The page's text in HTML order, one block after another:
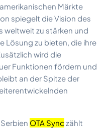
Märkte
spiegelt die Vision des
weltweit zu stärken und
Lösung zu bieten, die ihre
wird die
Funktionen fördern und
an der Spitze der
OTA Sync zählt